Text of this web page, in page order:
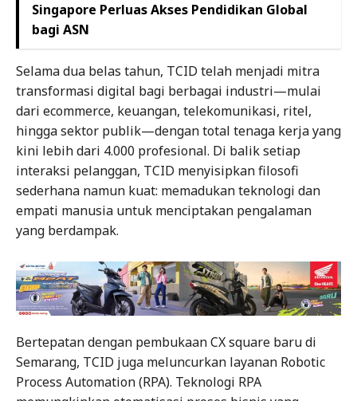
Singapore Perluas Akses Pendidikan Global
bagi ASN
Selama dua belas tahun, TCID telah menjadi mitra
transformasi digital bagi berbagai industri—mulai
dari ecommerce, keuangan, telekomunikasi, ritel,
hingga sektor publik—dengan total tenaga kerja yang
kini lebih dari 4.000 profesional. Di balik setiap
interaksi pelanggan, TCID menyisipkan filosofi
sederhana namun kuat: memadukan teknologi dan
empati manusia untuk menciptakan pengalaman
yang berdampak.
Bertepatan dengan pembukaan CX square baru di
Semarang, TCID juga meluncurkan layanan Robotic
Process Automation (RPA). Teknologi RPA